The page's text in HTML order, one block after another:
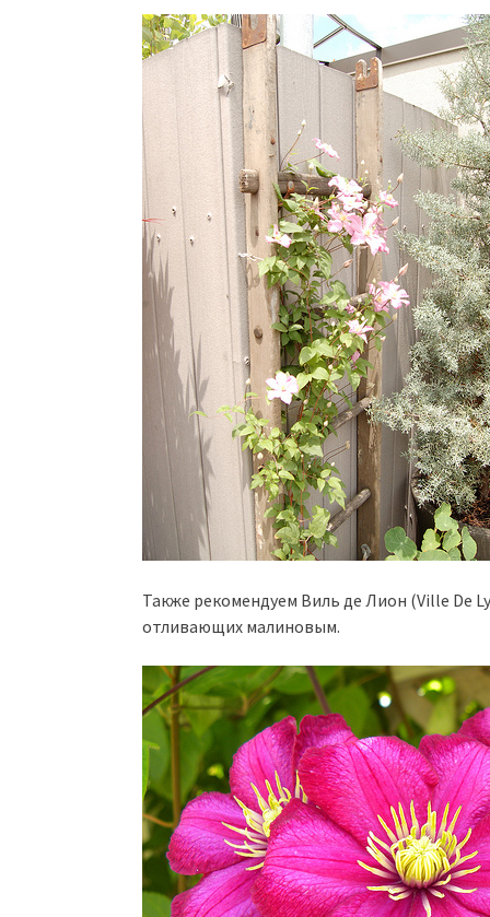
Также рекомендуем Виль де Лион (Ville De
отливающих малиновым.